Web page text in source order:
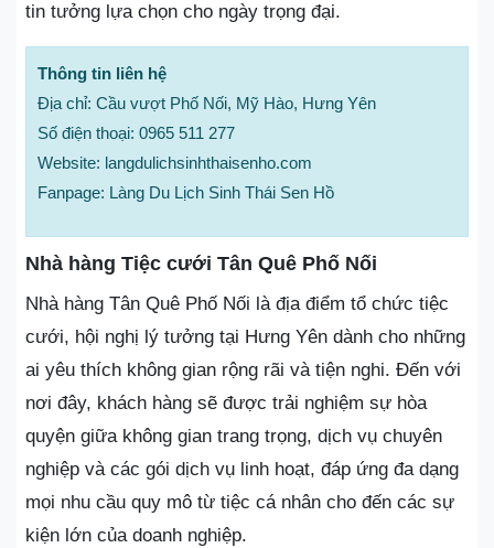
tin tưởng lựa chọn cho ngày trọng đại.
Thông tin liên hệ
Địa chỉ: Cầu vượt Phố Nối, Mỹ Hào, Hưng Yên
Số điện thoại: 0965 511 277
Website: langdulichsinhthaisenho.com
Fanpage: Làng Du Lịch Sinh Thái Sen Hồ
Nhà hàng Tiệc cưới Tân Quê Phố Nối
Nhà hàng Tân Quê Phố Nối là địa điểm tổ chức tiệc
cưới, hội nghị lý tưởng tại Hưng Yên dành cho những
ai yêu thích không gian rộng rãi và tiện nghi. Đến với
nơi đây, khách hàng sẽ được trải nghiệm sự hòa
quyện giữa không gian trang trọng, dịch vụ chuyên
nghiệp và các gói dịch vụ linh hoạt, đáp ứng đa dạng
mọi nhu cầu quy mô từ tiệc cá nhân cho đến các sự
kiện lớn của doanh nghiệp.